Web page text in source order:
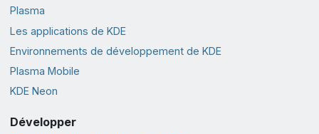
Plasma
Les applications de KDE
Environnements de développement de KDE
Plasma Mobile
KDE Neon
Développer